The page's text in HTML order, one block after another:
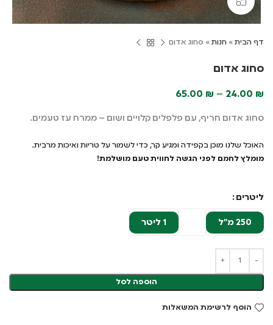
דף הבית » חנות » סחוג אדום
סחוג אדום
24.00 ₪
–
65.00 ₪
סחוג אדום חריף, עם פלפלים קלויים ושום – ממרח עז טעמים.
האוכל שלנו מוכן בקפידה ומגיע קר, כדי לשמור על טריות ואיכות מרבית.
מומלץ לחמם לפני הגשה לחווית טעם מושלמת!
ליטרים
250 מ"ל 1 ליטר
הוספה לסל
הוסף לרשימת המשאלות